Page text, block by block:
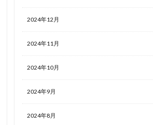
2024年12月
2024年11月
2024年10月
2024年9月
2024年8月